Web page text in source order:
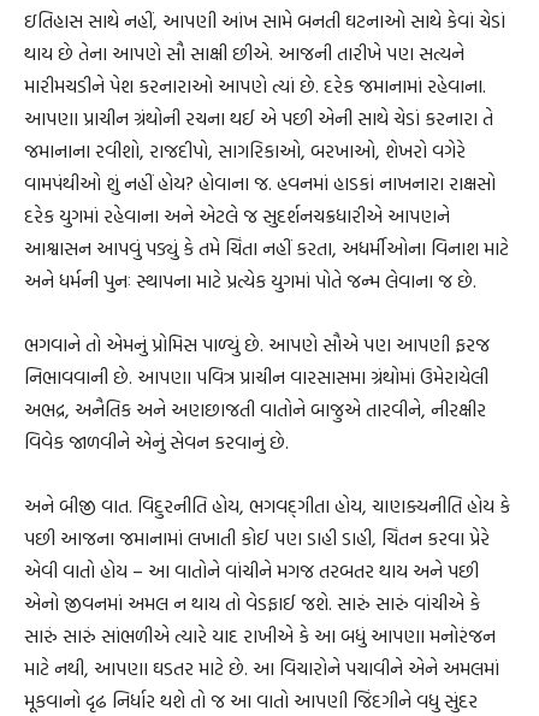
ઇતિહાસ સાથે નહીં, આપણી આંખ સામે બનતી ઘટનાઓ સાથે કેવાં ચેડાં
થાય છે તેના આપણે સૌ સાક્ષી છીએ. આજની તારીખે પણ સત્યને
મારીમચડીને પેશ કરનારાઓ આપણે ત્યાં છે. દરેક જમાનામાં રહેવાના.
આપણા પ્રાચીન ગ્રંથોની રચના થઈ એ પછી એની સાથે ચેડાં કરનારા તે
જમાનાના રવીશો, રાજદીપો, સાગરિકાઓ, બરખાઓ, શેખરો વગેરે
વામપંથીઓ શું નહીં હોય? હોવાના જ. હવનમાં હાડકાં નાખનારા રાક્ષસો
દરેક યુગમાં રહેવાના અને એટલે જ સુદર્શનચક્રધારીએ આપણને
આશ્વાસન આપવું પડ્યું કે તમે ચિંતા નહીં કરતા, અધર્મીઓના વિનાશ માટે
અને ધર્મની પુનઃ સ્થાપના માટે પ્રત્યેક યુગમાં પોતે જન્મ લેવાના જ છે.
ભગવાને તો એમનું પ્રોમિસ પાળ્યું છે. આપણે સૌએ પણ આપણી ફરજ
નિભાવવાની છે. આપણા પવિત્ર પ્રાચીન વારસાસમા ગ્રંથોમાં ઉમેરાયેલી
અભદ્ર, અનૈતિક અને અણછાજતી વાતોને બાજુએ તારવીને, નીરક્ષીર
વિવેક જાળવીને એનું સેવન કરવાનું છે.
અને બીજી વાત. વિદુરનીતિ હોય, ભગવદ્‌ગીતા હોય, ચાણક્યનીતિ હોય કે
પછી આજના જમાનામાં લખાતી કોઈ પણ ડાહી ડાહી, ચિંતન કરવા પ્રેરે
એવી વાતો હોય – આ વાતોને વાંચીને મગજ તરબતર થાય અને પછી
એનો જીવનમાં અમલ ન થાય તો વેડફાઈ જશે. સારું સારું વાંચીએ કે
સારું સારું સાંભળીએ ત્યારે યાદ રાખીએ કે આ બધું આપણા મનોરંજન
માટે નથી, આપણા ઘડતર માટે છે. આ વિચારોને પચાવીને એને અમલમાં
મૂકવાનો દૃઢ નિર્ધાર થશે તો જ આ વાતો આપણી જિંદગીને વધુ સુંદર